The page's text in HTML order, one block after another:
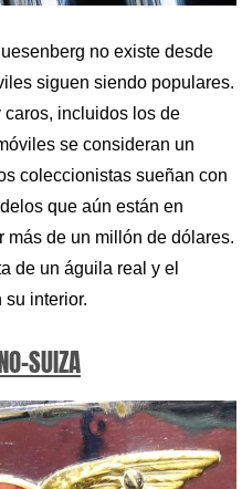
no existe desde
siguen siendo populares.
caros, incluidos los de
se consideran un
coleccionistas sueñan con
que aún están en
más de un millón de dólares.
de un águila real y el
su interior.
SUIZA